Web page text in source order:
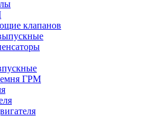
клапанов
ГРМ